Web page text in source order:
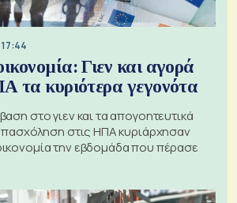
Γιεν και αγορά
τα κυριότερα γεγονότα
στο γιεν και τα απογοητευτικά
στις ΗΠΑ κυριάρχησαν
την εβδομάδα που πέρασε